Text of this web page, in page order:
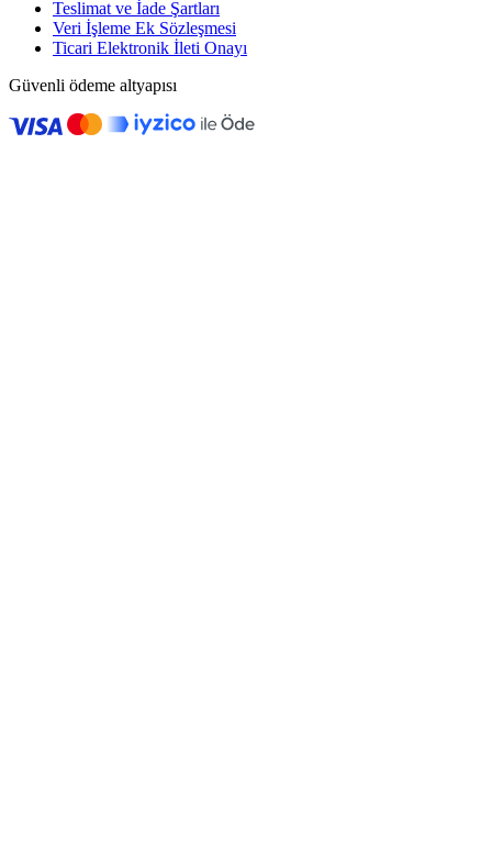
Teslimat ve İade Şartları
Veri İşleme Ek Sözleşmesi
Ticari Elektronik İleti Onayı
Güvenli ödeme altyapısı